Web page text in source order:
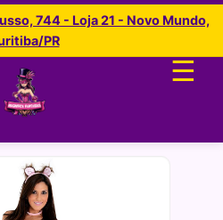
744 - Loja 21 - Novo Mundo,
PR
☰